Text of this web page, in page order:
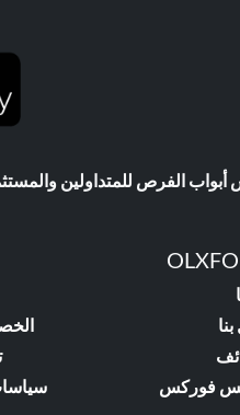
الفرص للمتداولين
فوركس